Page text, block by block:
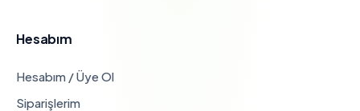
Hesabım
Hesabım / Üye Ol
Siparişlerim